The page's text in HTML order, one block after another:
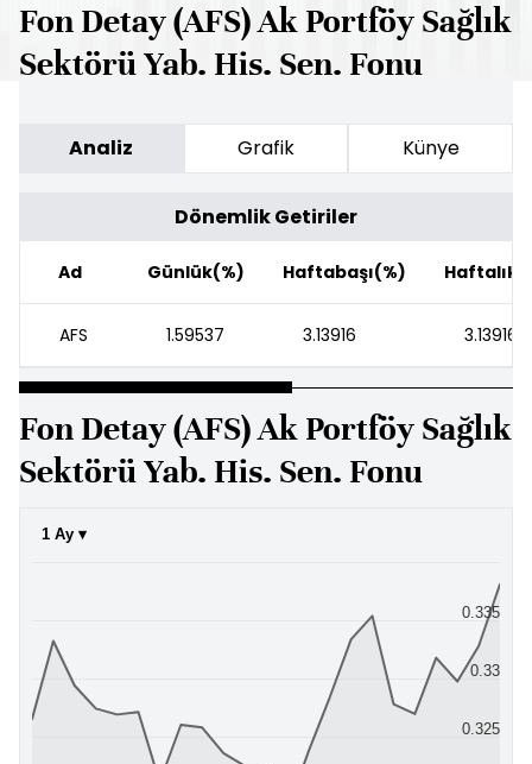
Fon Detay (AFS) Ak Portföy Sağlık
Sektörü Yab. His. Sen. Fonu
Analiz Grafik Künye
Dönemlik Getiriler
Ad Günlük(%) Haftabaşı(%)
AFS 1.59537 3.13916 3.13916
Fon Detay (AFS) Ak Portföy Sağlık
Sektörü Yab. His. Sen. Fonu
1 Ay ▾
0.325
0.33
0.335